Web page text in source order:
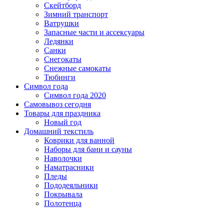
Скейтборд
Зимний транспорт
Ватрушки
Запасные части и ассексуары
Ледянки
Санки
Снегокаты
Снежные самокаты
Тюбинги
Символ года
Символ года 2020
Самовывоз сегодня
Товары для праздника
Новый год
Домашний текстиль
Коврики для ванной
Наборы для бани и сауны
Наволочки
Наматрасники
Пледы
Пододеяльники
Покрывала
Полотенца